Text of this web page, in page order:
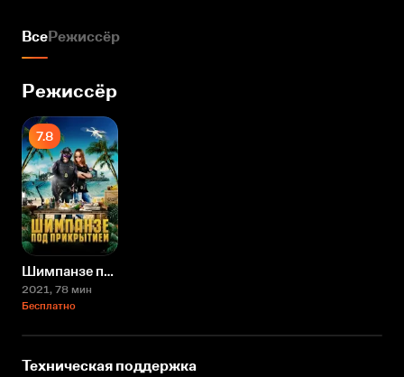
ВсеРежиссёр
Режиссёр
7.8
Шимпанзе под прикрытием
2021, 78 мин
Бесплатно
Техническая поддержка